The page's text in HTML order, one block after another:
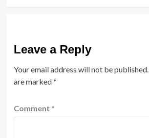
Leave a Reply
Your email address will not be published.
are marked*
Comment *